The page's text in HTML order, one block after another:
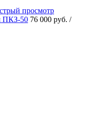
просмотр
ПКЗ-50 76 000 руб. /